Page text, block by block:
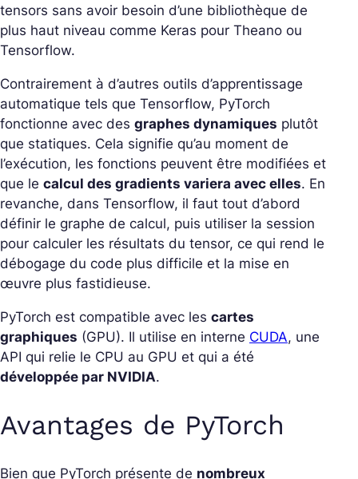
tensors sans avoir besoin d’une bibliothèque de
plus haut niveau comme Keras pour Theano ou
Tensorflow.
Contrairement à d’autres outils d’apprentissage
automatique tels que Tensorflow, PyTorch
fonctionne avec des graphes dynamiques plutôt
que statiques. Cela signifie qu’au moment de
l’exécution, les fonctions peuvent être modifiées et
que le calcul des gradients variera avec elles. En
revanche, dans Tensorflow, il faut tout d’abord
définir le graphe de calcul, puis utiliser la session
pour calculer les résultats du tensor, ce qui rend le
débogage du code plus difficile et la mise en
œuvre plus fastidieuse.
PyTorch est compatible avec les cartes
graphiques (GPU). Il utilise en interne CUDA, une
API qui relie le CPU au GPU et qui a été
développée par NVIDIA.
Avantages de PyTorch
Bien que PyTorch présente de nombreux